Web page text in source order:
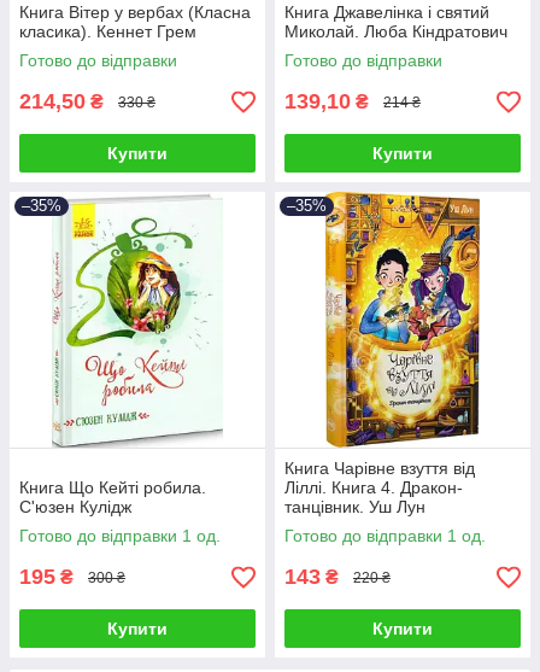
Книга Вітер у вербах (Класна
класика). Кеннет Грем
Готово до відправки
214,50 ₴ 330 ₴
Купити
Книга Джавелінка і святий
Миколай. Люба Кіндратович
Готово до відправки
139,10 ₴ 214 ₴
Купити
–35%
Книга Що Кейті робила.
С'юзен Кулідж
Готово до відправки 1 од.
195 ₴ 300 ₴
Купити
–35%
Книга Чарівне взуття від
Ліллі. Книга 4. Дракон-
танцівник. Уш Лун
Готово до відправки 1 од.
143 ₴ 220 ₴
Купити